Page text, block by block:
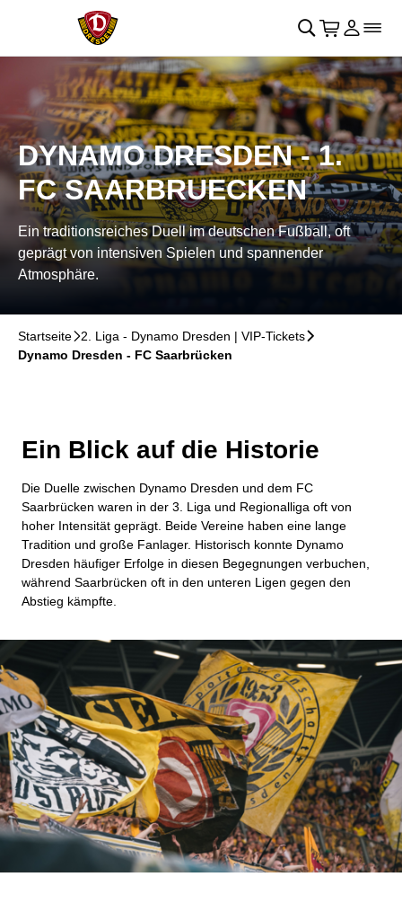
Navigation überspringen
􀊫 􀍩 Login
􀉩􀌇
DYNAMO DRESDEN - 1.
FC SAARBRUECKEN
Ein traditionsreiches Duell im deutschen Fußball, oft
geprägt von intensiven Spielen und spannender
Atmosphäre.
Startseite􀆊2. Liga - Dynamo Dresden | VIP-Tickets􀆊
Dynamo Dresden - FC Saarbrücken
Ein Blick auf die Historie
Die Duelle zwischen Dynamo Dresden und dem FC
Saarbrücken waren in der 3. Liga und Regionalliga oft von
hoher Intensität geprägt. Beide Vereine haben eine lange
Tradition und große Fanlager. Historisch konnte Dynamo
Dresden häufiger Erfolge in diesen Begegnungen verbuchen,
während Saarbrücken oft in den unteren Ligen gegen den
Abstieg kämpfte.